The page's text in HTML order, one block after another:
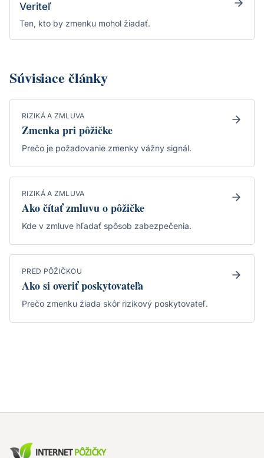
Veriteľ
Ten, kto by zmenku mohol žiadať.
Súvisiace články
RIZIKÁ A ZMLUVA
Zmenka pri pôžičke
Prečo je požadovanie zmenky vážny signál.
RIZIKÁ A ZMLUVA
Ako čítať zmluvu o pôžičke
Kde v zmluve hľadať spôsob zabezpečenia.
PRED PÔŽIČKOU
Ako si overiť poskytovateľa
Prečo zmenku žiada skôr rizikový poskytovateľ.